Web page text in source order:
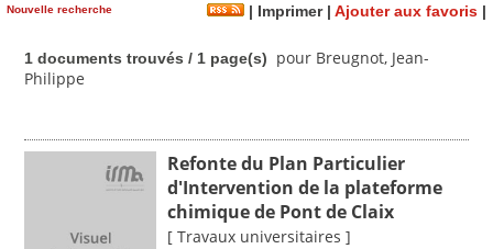
Nouvelle recherche | Imprimer| Ajouter aux favoris |
1 documents trouvés / 1 page(s)
pour Breugnot, Jean-
Philippe
Refonte du Plan Particulier
d'Intervention de la plateforme
chimique de Pont de Claix
[ Travaux universitaires ]